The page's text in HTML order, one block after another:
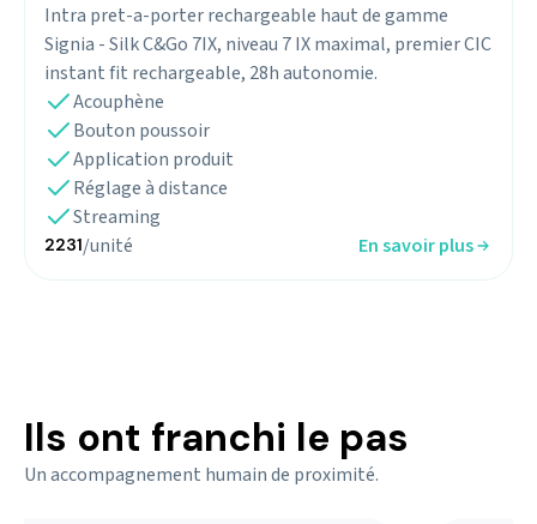
Intra pret-a-porter rechargeable haut de gamme
Signia - Silk C&Go 7IX, niveau 7 IX maximal, premier CIC
instant fit rechargeable, 28h autonomie.
Acouphène
Bouton poussoir
Application produit
Réglage à distance
Streaming
2231/unité En savoir plus
Ils ont franchi le pas
Un accompagnement humain de proximité.